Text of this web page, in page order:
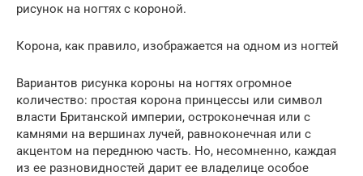
рисунок на ногтях с короной.
Корона, как правило, изображается на одном из ногтей
Вариантов рисунка короны на ногтях огромное
количество: простая корона принцессы или символ
власти Британской империи, остроконечная или с
камнями на вершинах лучей, равноконечная или с
акцентом на переднюю часть. Но, несомненно, каждая
из ее разновидностей дарит ее владелице особое